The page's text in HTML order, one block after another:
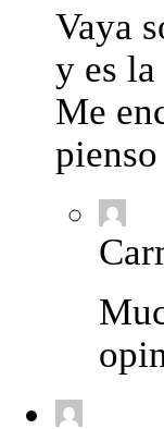
Vaya
y es
Me